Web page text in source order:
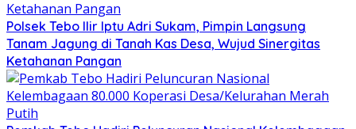
Polsek Tebo Ilir Iptu Adri Sukam, Pimpin Langsung
Tanam Jagung di Tanah Kas Desa, Wujud Sinergitas
Ketahanan Pangan